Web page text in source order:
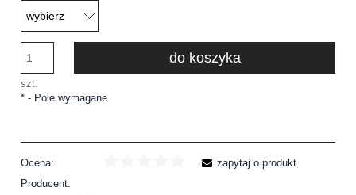
szt.
do koszyka
* - Pole wymagane
Ocena:
Producent:
zapytaj o produkt